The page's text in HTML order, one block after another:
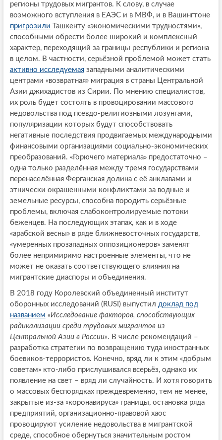
регионы трудовых мигрантов. К слову, в случае
возможного вступления в ЕАЭС и в МВФ, и в Вашингтоне
пригрозили Ташкенту «экономическими трудностями»,
способными обрести более широкий и комплексный
характер, переходящий за границы республики и региона
в целом. В частности, серьёзной проблемой может стать
активно исследуемаязападными аналитическими
центрами «возвратная» миграция в страны Центральной
Азии джихадистов из Сирии. По мнению специалистов,
их роль будет состоять в провоцировании массового
недовольства под псевдо-религиозными лозунгами,
популяризации которых будут способствовать
негативные последствия продвигаемых международными
финансовыми организациями социально-экономических
преобразований. «Горючего материала» предостаточно –
одна только разделённая между тремя государствами
перенаселённая Ферганская долина с её анклавами и
этнически окрашенными конфликтами за водные и
земельные ресурсы, способна породить серьёзные
проблемы, включая слабоконтролируемые потоки
беженцев. На последующих этапах, как и в ходе
«арабской весны» в ряде ближневосточных государств,
«умеренных прозападных оппозиционеров» заменят
более непримиримо настроенные элементы, что не
может не оказать соответствующего влияния на
мигрантские диаспоры и объединения.
В 2018 году Королевский объединенный институт
оборонных исследований (RUSI) выпустил доклад под
названием «Исследование факторов, способствующих
радикализации среди трудовых мигрантов из
Центральной Азии в России». В числе рекомендаций –
разработка стратегии по возвращению туда иностранных
боевиков-террористов. Конечно, вряд ли к этим «добрым
советам» кто-либо прислушивался всерьёз, однако их
появление на свет – вряд ли случайность. И хотя говорить
о массовых беспорядках преждевременно, тем не менее,
закрытые из-за «коронавируса» границы, остановка ряда
предприятий, организационно-правовой хаос
провоцируют усиление недовольства в мигрантской
среде, способное обернуться значительным ростом